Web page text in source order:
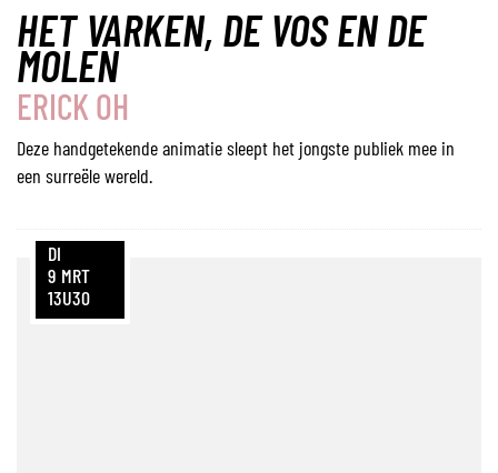
HET VARKEN, DE VOS EN DE
MOLEN
ERICK OH
Deze handgetekende animatie sleept het jongste publiek mee in
een surreële wereld.
DI
9 MRT
13U30